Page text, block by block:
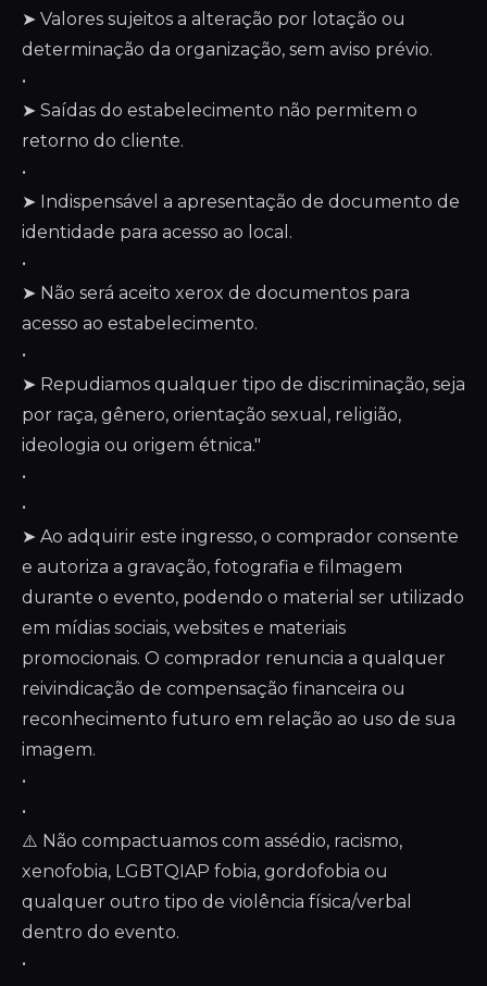
➤ Valores sujeitos a alteração por lotação ou
determinação da organização, sem aviso prévio.
•
➤ Saídas do estabelecimento não permitem o
retorno do cliente.
•
➤ Indispensável a apresentação de documento de
identidade para acesso ao local.
•
➤ Não será aceito xerox de documentos para
acesso ao estabelecimento.
•
➤ Repudiamos qualquer tipo de discriminação, seja
por raça, gênero, orientação sexual, religião,
ideologia ou origem étnica."
•
•
➤ Ao adquirir este ingresso, o comprador consente
e autoriza a gravação, fotografia e filmagem
durante o evento, podendo o material ser utilizado
em mídias sociais, websites e materiais
promocionais. O comprador renuncia a qualquer
reivindicação de compensação financeira ou
reconhecimento futuro em relação ao uso de sua
imagem.
•
•
⚠️ Não compactuamos com assédio, racismo,
xenofobia, LGBTQIAP fobia, gordofobia ou
qualquer outro tipo de violência física/verbal
dentro do evento.
•